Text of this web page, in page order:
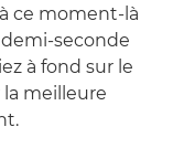
ce moment-là
seconde
à fond sur le
la meilleure